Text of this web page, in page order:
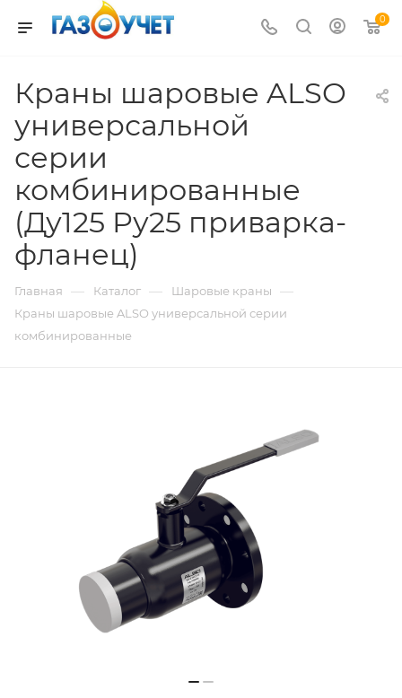
0
Краны шаровые ALSO
универсальной
серии
комбинированные
(Ду125 Pу25 приварка-
фланец)
Главная — Каталог — Шаровые краны —
Краны шаровые ALSO универсальной серии
комбинированные